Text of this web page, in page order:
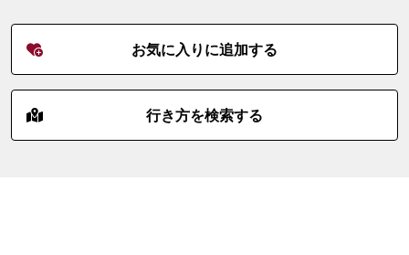
お気に入りに追加する
行き方を検索する